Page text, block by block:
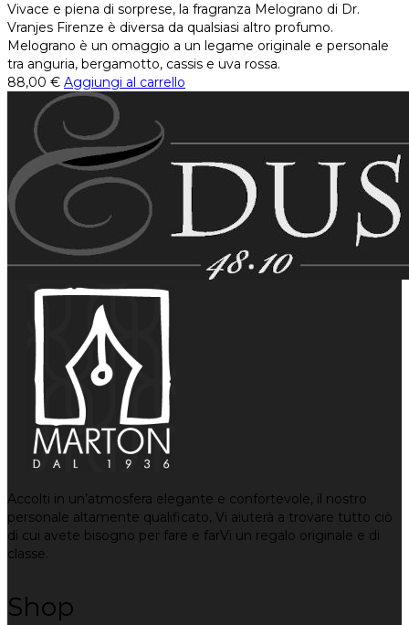
Vivace e piena di sorprese, la fragranza Melograno di Dr.
Vranjes Firenze è diversa da qualsiasi altro profumo.
Melograno è un omaggio a un legame originale e personale
tra anguria, bergamotto, cassis e uva rossa.
88,00 € Aggiungi al carrello
Accolti in un’atmosfera elegante e confortevole, il nostro
personale altamente qualificato, Vi aiuterà a trovare tutto ciò
di cui avete bisogno per fare e farVi un regalo originale e di
classe.
Shop